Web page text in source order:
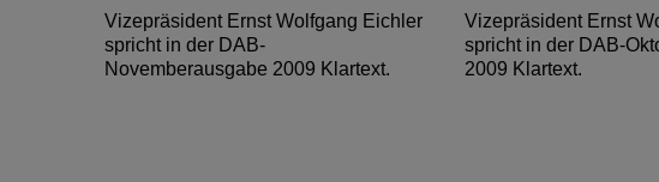
Vizepräsident Ernst Wolfgang Eichler
spricht in der DAB-
Novemberausgabe 2009 Klartext.
Vizepräsident Ernst
spricht in der DAB-
2009 Klartext.